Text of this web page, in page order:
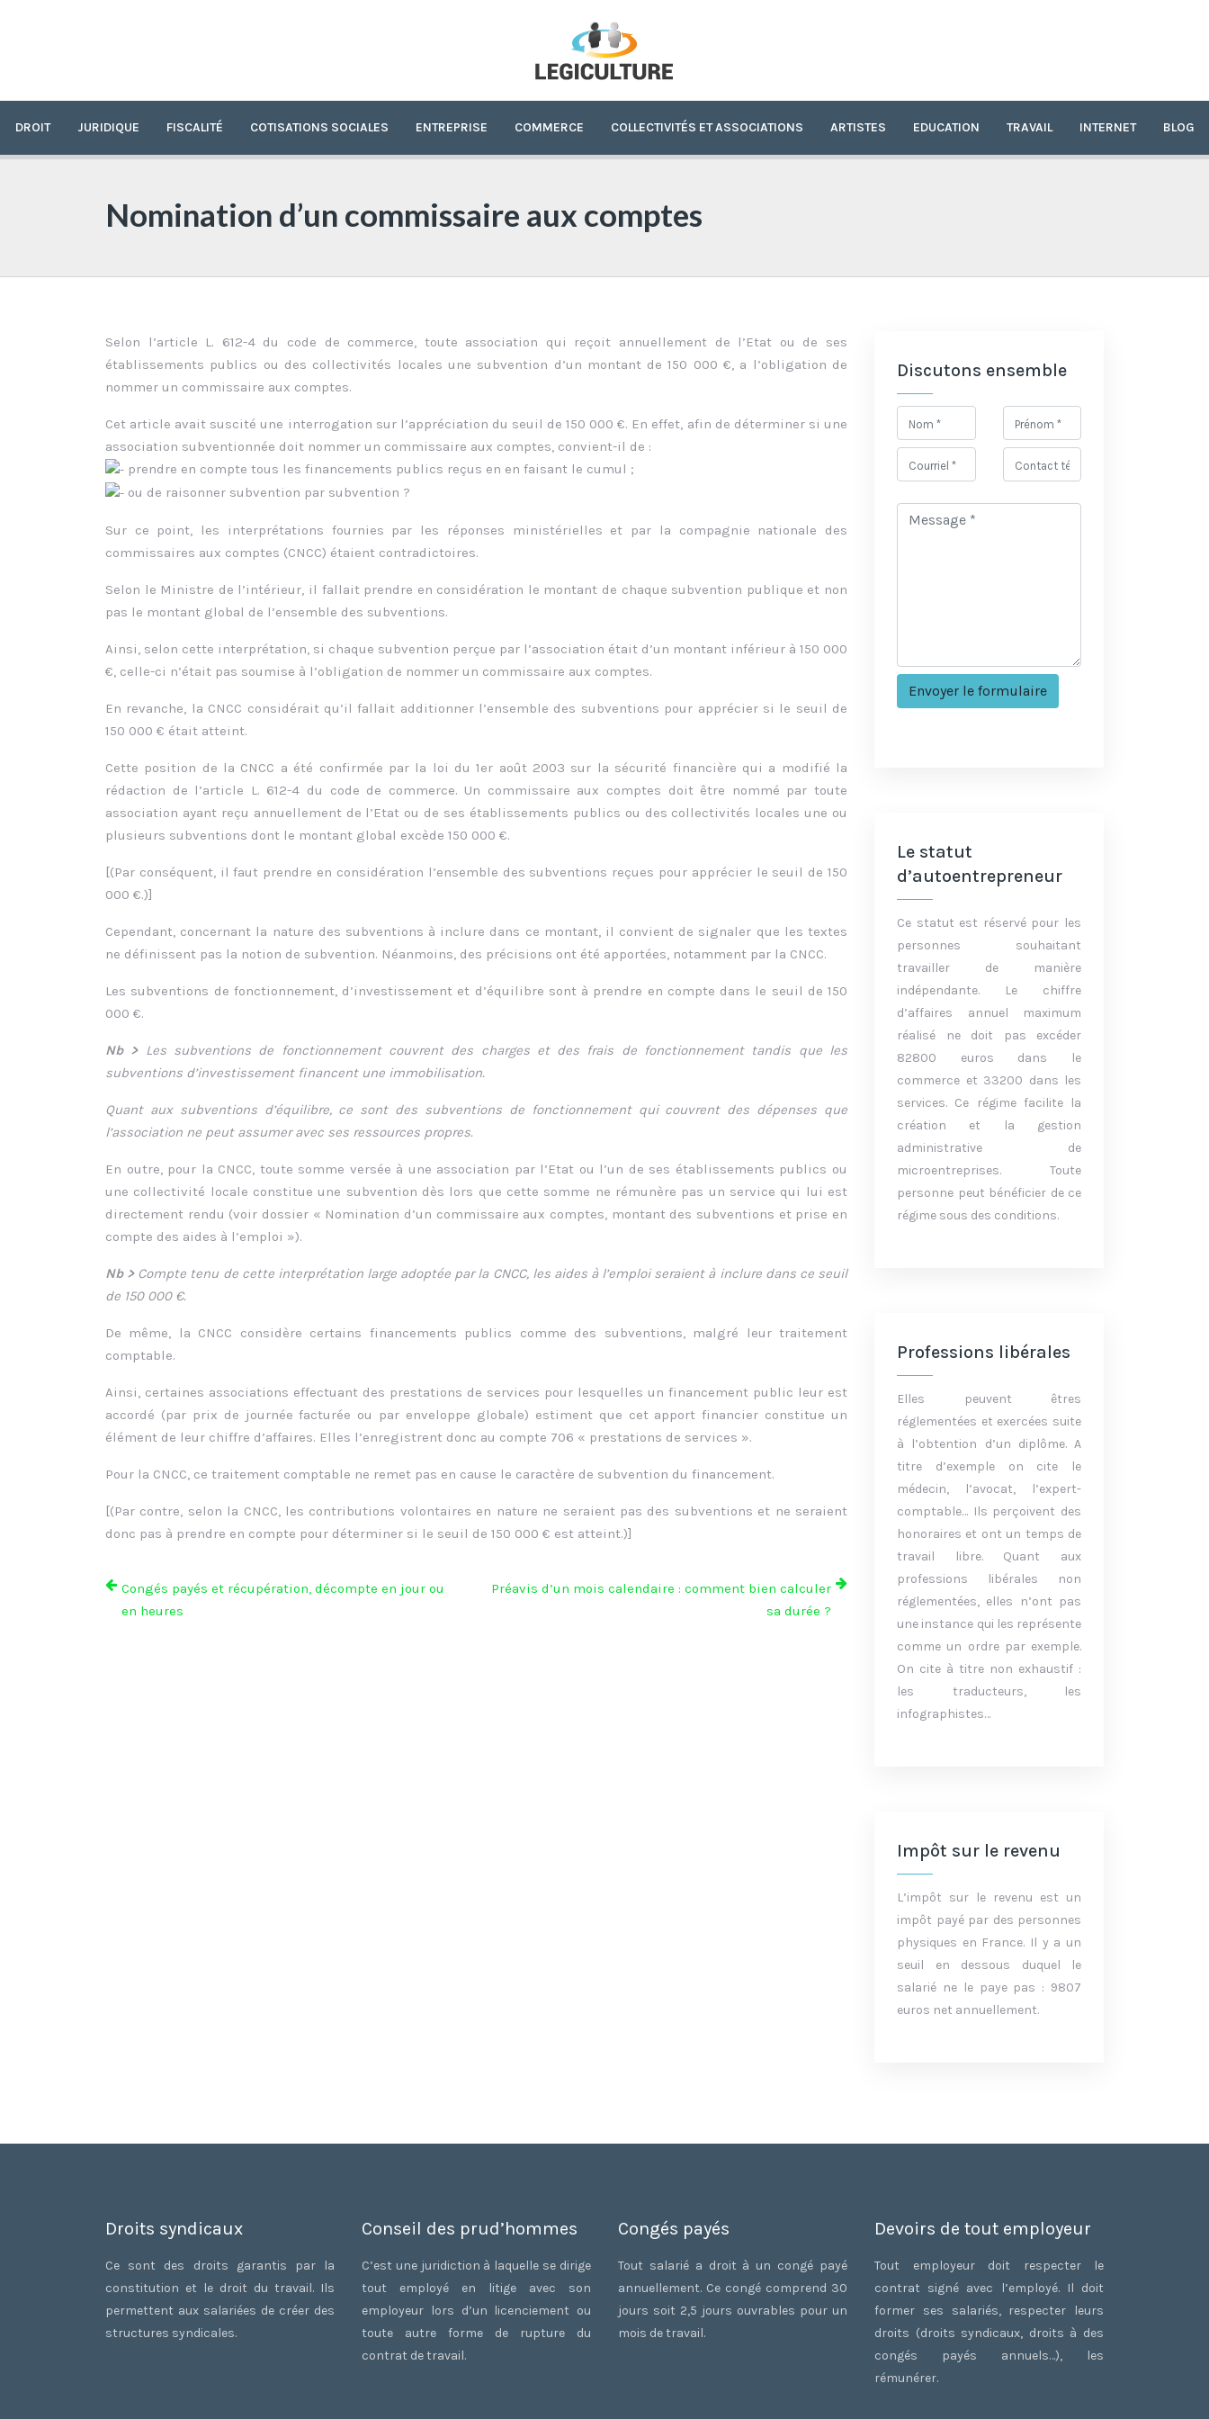
DROIT JURIDIQUE FISCALITÉ COTISATIONS SOCIALES ENTREPRISE COMMERCE COLLECTIVITÉS ET ASSOCIATIONS ARTISTES EDUCATION TRAVAIL INTERNET BLOG
Nomination d’un commissaire aux comptes
Selon l’article L. 612-4 du code de commerce, toute association qui reçoit annuellement de l’Etat ou de ses
établissements publics ou des collectivités locales une subvention d’un montant de 150 000 €, a l’obligation de
nommer un commissaire aux comptes.
Cet article avait suscité une interrogation sur l’appréciation du seuil de 150 000 €. En effet, afin de déterminer si une
association subventionnée doit nommer un commissaire aux comptes, convient-il de :
prendre en compte tous les financements publics reçus en en faisant le cumul ;
ou de raisonner subvention par subvention ?
Sur ce point, les interprétations fournies par les réponses ministérielles et par la compagnie nationale des
commissaires aux comptes (CNCC) étaient contradictoires.
Selon le Ministre de l’intérieur, il fallait prendre en considération le montant de chaque subvention publique et non
pas le montant global de l’ensemble des subventions.
Ainsi, selon cette interprétation, si chaque subvention perçue par l’association était d’un montant inférieur à 150 000
€, celle-ci n’était pas soumise à l’obligation de nommer un commissaire aux comptes.
En revanche, la CNCC considérait qu’il fallait additionner l’ensemble des subventions pour apprécier si le seuil de
150 000 € était atteint.
Cette position de la CNCC a été confirmée par la loi du 1er août 2003 sur la sécurité financière qui a modifié la
rédaction de l’article L. 612-4 du code de commerce. Un commissaire aux comptes doit être nommé par toute
association ayant reçu annuellement de l’Etat ou de ses établissements publics ou des collectivités locales une ou
plusieurs subventions dont le montant global excède 150 000 €.
[(Par conséquent, il faut prendre en considération l’ensemble des subventions reçues pour apprécier le seuil de 150
000 €.)]
Cependant, concernant la nature des subventions à inclure dans ce montant, il convient de signaler que les textes
ne définissent pas la notion de subvention. Néanmoins, des précisions ont été apportées, notamment par la CNCC.
Les subventions de fonctionnement, d’investissement et d’équilibre sont à prendre en compte dans le seuil de 150
000 €.
Nb >Les subventions de fonctionnement couvrent des charges et des frais de fonctionnement tandis que les
subventions d’investissement financent une immobilisation.
Quant aux subventions d’équilibre, ce sont des subventions de fonctionnement qui couvrent des dépenses que
l’association ne peut assumer avec ses ressources propres.
En outre, pour la CNCC, toute somme versée à une association par l’Etat ou l’un de ses établissements publics ou
une collectivité locale constitue une subvention dès lors que cette somme ne rémunère pas un service qui lui est
directement rendu (voir dossier « Nomination d’un commissaire aux comptes, montant des subventions et prise en
compte des aides à l’emploi »).
Nb >Compte tenu de cette interprétation large adoptée par la CNCC, les aides à l’emploi seraient à inclure dans ce seuil
de 150 000 €.
De même, la CNCC considère certains financements publics comme des subventions, malgré leur traitement
comptable.
Ainsi, certaines associations effectuant des prestations de services pour lesquelles un financement public leur est
accordé (par prix de journée facturée ou par enveloppe globale) estiment que cet apport financier constitue un
élément de leur chiffre d’affaires. Elles l’enregistrent donc au compte 706 « prestations de services ».
Pour la CNCC, ce traitement comptable ne remet pas en cause le caractère de subvention du financement.
[(Par contre, selon la CNCC, les contributions volontaires en nature ne seraient pas des subventions et ne seraient
donc pas à prendre en compte pour déterminer si le seuil de 150 000 € est atteint.)]
Congés payés et récupération, décompte en jour ou
en heures
Préavis d’un mois calendaire : comment bien calculer
sa durée ?
Discutons ensemble
Le statut
d’autoentrepreneur
Ce statut est réservé pour les
personnes souhaitant
travailler de manière
indépendante. Le chiffre
d’affaires annuel maximum
réalisé ne doit pas excéder
82800 euros dans le
commerce et 33200 dans les
services. Ce régime facilite la
création et la gestion
administrative de
microentreprises. Toute
personne peut bénéficier de ce
régime sous des conditions.
Professions libérales
Elles peuvent êtres
réglementées et exercées suite
à l’obtention d’un diplôme. A
titre d’exemple on cite le
médecin, l’avocat, l’expert-
comptable… Ils perçoivent des
honoraires et ont un temps de
travail libre. Quant aux
professions libérales non
réglementées, elles n’ont pas
une instance qui les représente
comme un ordre par exemple.
On cite à titre non exhaustif :
les traducteurs, les
infographistes…
Impôt sur le revenu
L’impôt sur le revenu est un
impôt payé par des personnes
physiques en France. Il y a un
seuil en dessous duquel le
salarié ne le paye pas : 9807
euros net annuellement.
Droits syndicaux
Ce sont des droits garantis par la
constitution et le droit du travail. Ils
permettent aux salariées de créer des
structures syndicales.
Conseil des prud’hommes
C’est une juridiction à laquelle se dirige
tout employé en litige avec son
employeur lors d’un licenciement ou
toute autre forme de rupture du
contrat de travail.
Congés payés
Tout salarié a droit à un congé payé
annuellement. Ce congé comprend 30
jours soit 2,5 jours ouvrables pour un
mois de travail.
Devoirs de tout employeur
Tout employeur doit respecter le
contrat signé avec l’employé. Il doit
former ses salariés, respecter leurs
droits (droits syndicaux, droits à des
congés payés annuels…), les
rémunérer.